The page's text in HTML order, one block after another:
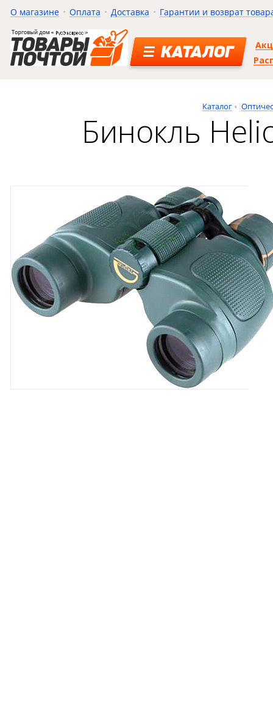
О магазине Оплата Доставка Гарантии и возврат
КАТАЛОГ
Каталог
Бинокль